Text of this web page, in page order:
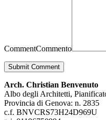
CommentCommento
Submit Comment
Arch. Christian Benvenuto
Albo degli Architetti,
Provincia di Genova: n. 2835
c.f. BNVCRS73H24D969U